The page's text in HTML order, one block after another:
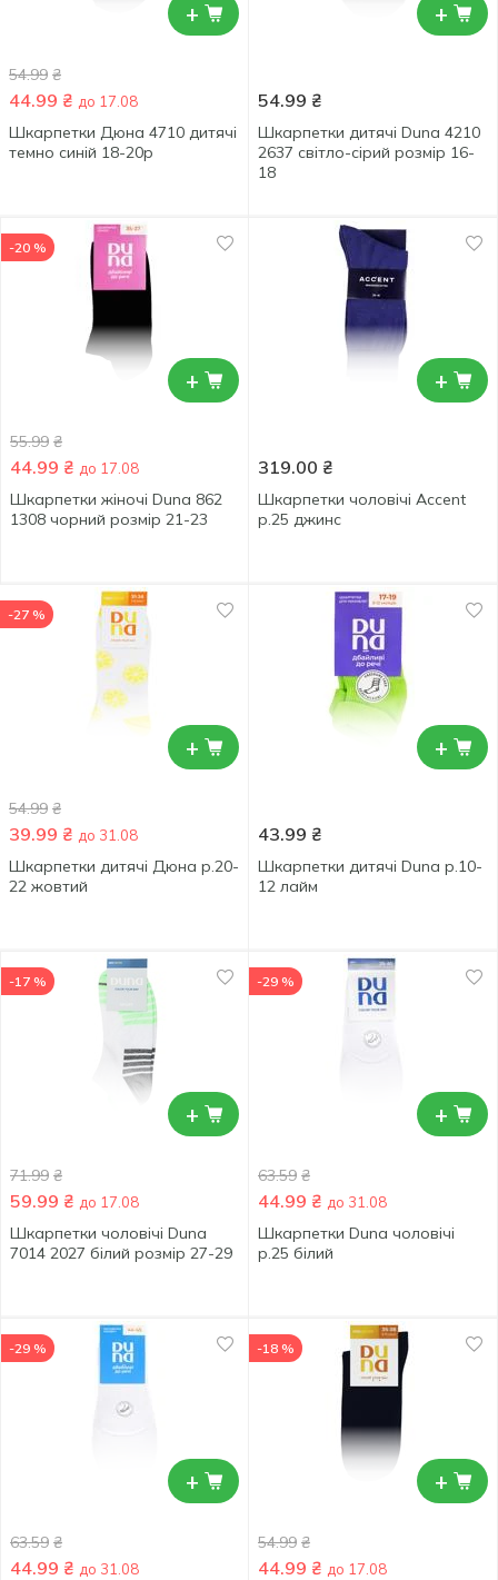
+
54.99 ₴
44.99 ₴ до 17.08
Шкарпетки Дюна 4710 дитячі
темно синій 18-20р
+
54.99 ₴
Шкарпетки дитячі Duna 4210
2637 світло-сірий розмір 16-
18
+
-20 %
55.99 ₴
44.99 ₴ до 17.08
Шкарпетки жіночі Duna 862
1308 чорний розмір 21-23
+
319.00 ₴
Шкарпетки чоловічі Accent
р.25 джинс
+
-27 %
54.99 ₴
39.99 ₴ до 31.08
Шкарпетки дитячі Дюна р.20-
22 жовтий
+
43.99 ₴
Шкарпетки дитячі Duna р.10-
12 лайм
+
-17 %
71.99 ₴
59.99 ₴ до 17.08
Шкарпетки чоловічі Duna
7014 2027 білий розмір 27-29
+
-29 %
63.59 ₴
44.99 ₴ до 31.08
Шкарпетки Duna чоловічі
р.25 білий
+
-29 %
63.59 ₴
44.99 ₴ до 31.08
+
-18 %
54.99 ₴
44.99 ₴ до 17.08